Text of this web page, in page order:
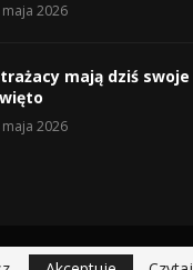
maja 2026
mają dziś swoje
maja 2026